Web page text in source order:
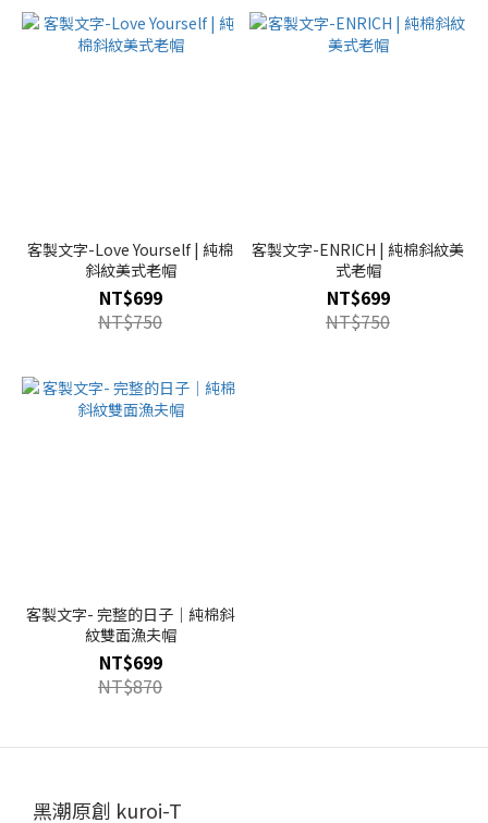
客製文字-Love Yourself | 純棉
斜紋美式老帽
NT$699
NT$750
客製文字-ENRICH | 純棉斜紋美
式老帽
NT$699
NT$750
客製文字- 完整的日子｜純棉斜
紋雙面漁夫帽
NT$699
NT$870
黑潮原創 kuroi-T